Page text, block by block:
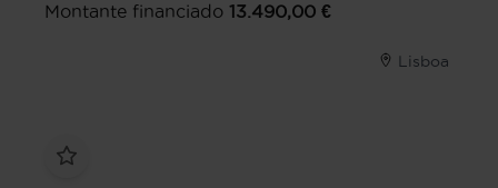
Montante financiado 13.490,00 €
Lisboa